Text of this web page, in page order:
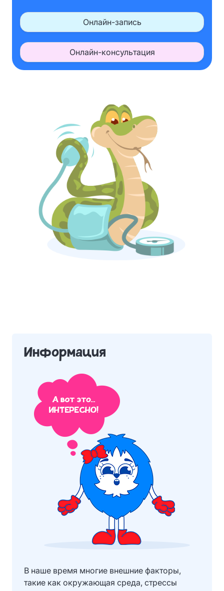
Онлайн-запись
Онлайн-консультация
Информация
В наше время многие внешние факторы,
такие как окружающая среда, стрессы